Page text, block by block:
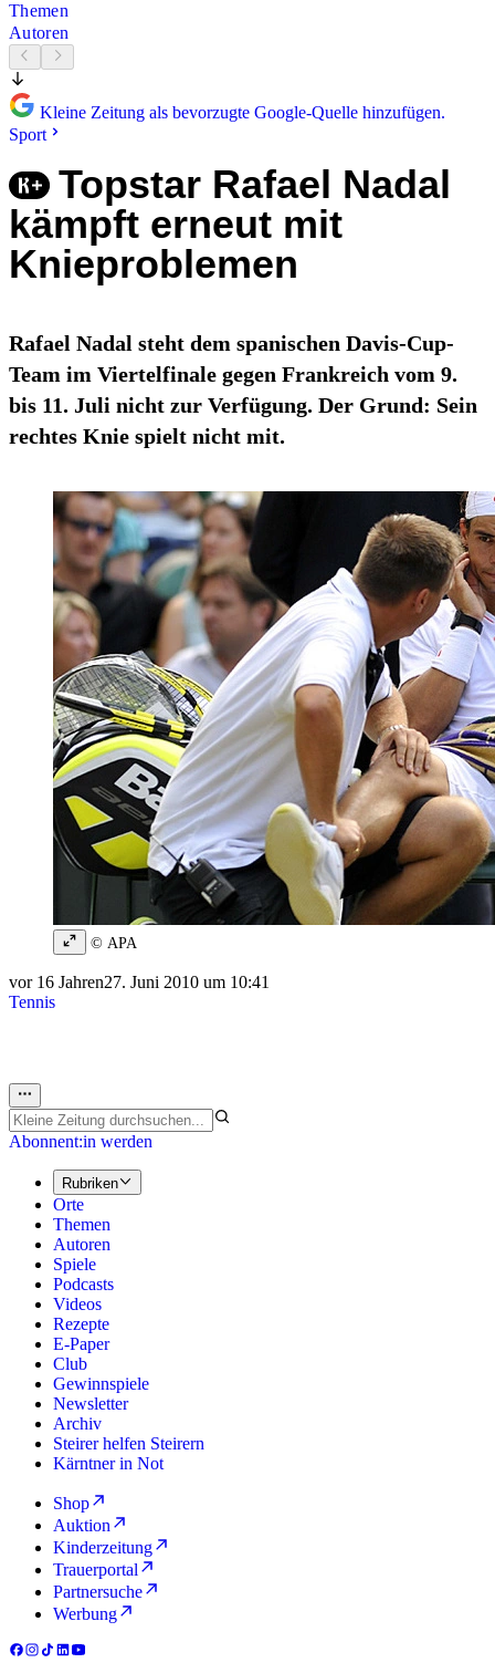
Themen
Autoren
Kleine Zeitung als bevorzugte Google-Quelle hinzufügen.
Sport
Topstar Rafael Nadal
kämpft erneut mit
Knieproblemen
Rafael Nadal steht dem spanischen Davis-Cup-
Team im Viertelfinale gegen Frankreich vom 9.
bis 11. Juli nicht zur Verfügung. Der Grund: Sein
rechtes Knie spielt nicht mit.
© APA
vor 16 Jahren27. Juni 2010 um 10:41
Tennis
Abonnent:in werden
Rubriken
Orte
Themen
Autoren
Spiele
Podcasts
Videos
Rezepte
E-Paper
Club
Gewinnspiele
Newsletter
Archiv
Steirer helfen Steirern
Kärntner in Not
Shop
Auktion
Kinderzeitung
Trauerportal
Partnersuche
Werbung